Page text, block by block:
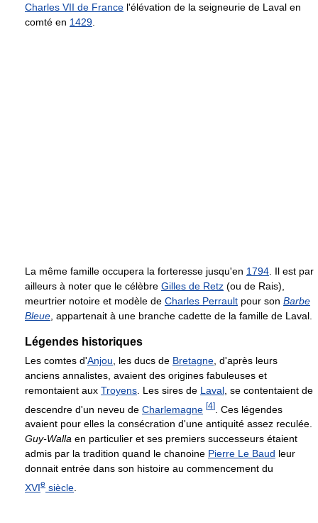
Charles VII de France l'élévation de la seigneurie de Laval en
comté en 1429
La même famille occupera la forteresse jusqu'en 1794 . Il est par
ailleurs à noter que le célèbre Gilles de Retz (ou de Rais),
meurtrier notoire et modèle de Charles Perrault pour son Barbe
Bleue , appartenait à une branche cadette de la famille de Laval.
Légendes historiques
Les comtes d'Anjou , les ducs de Bretagne , d'après leurs
anciens annalistes, avaient des origines fabuleuses et
remontaient aux Troyens . Les sires de Laval , se contentaient de
descendre d'un neveu de Charlemagne [4]
. Ces légendes
avaient pour elles la consécration d'une antiquité assez reculée.
Guy-Walla en particulier et ses premiers successeurs étaient
admis par la tradition quand le chanoine Pierre Le Baud leur
donnait entrée dans son histoire au commencement du
XVIe siècle